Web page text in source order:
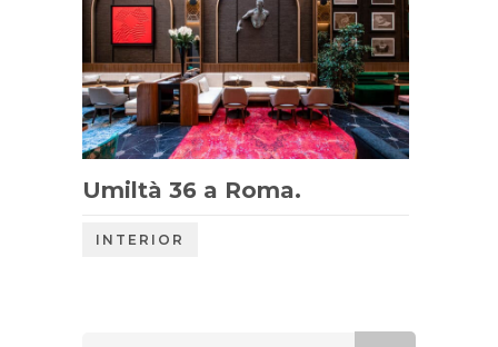
Umiltà 36 a Roma.
INTERIOR